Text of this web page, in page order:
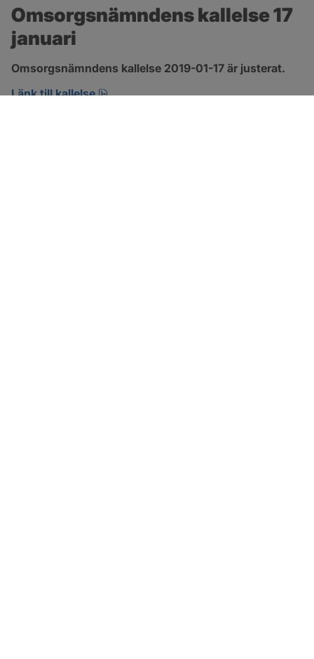
Omsorgsnämndens kallelse 17
januari
Omsorgsnämndens kallelse 2019-01-17 är justerat.
Länk till kallelse
pdf, öppnas i nytt fönster.